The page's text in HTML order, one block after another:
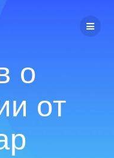
о
от